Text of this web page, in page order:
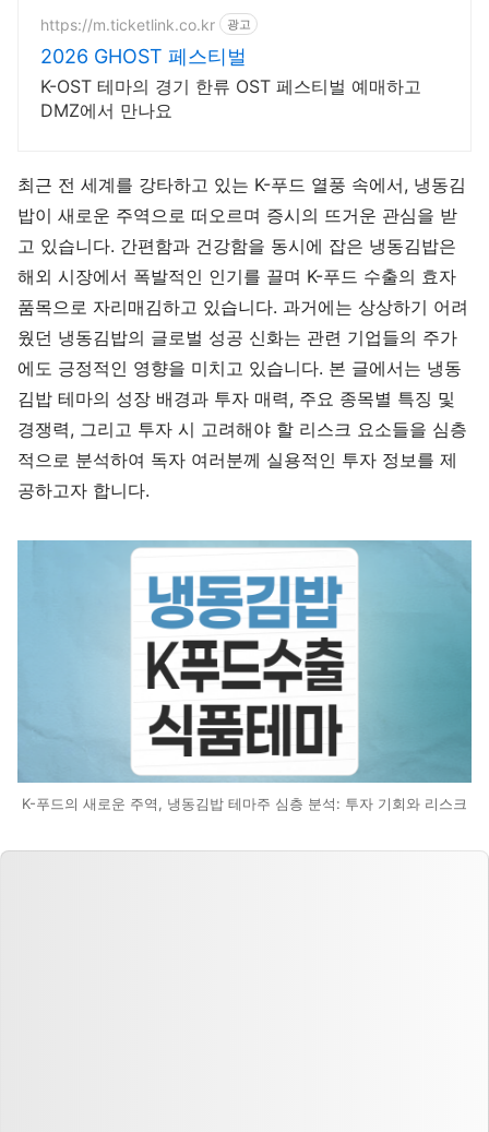
https://m.ticketlink.co.kr 광고
2026 GHOST 페스티벌
K-OST 테마의 경기 한류 OST 페스티벌 예매하고
DMZ에서 만나요
최근 전 세계를 강타하고 있는 K-푸드 열풍 속에서, 냉동김
밥이 새로운 주역으로 떠오르며 증시의 뜨거운 관심을 받
고 있습니다. 간편함과 건강함을 동시에 잡은 냉동김밥은
해외 시장에서 폭발적인 인기를 끌며 K-푸드 수출의 효자
품목으로 자리매김하고 있습니다. 과거에는 상상하기 어려
웠던 냉동김밥의 글로벌 성공 신화는 관련 기업들의 주가
에도 긍정적인 영향을 미치고 있습니다. 본 글에서는 냉동
김밥 테마의 성장 배경과 투자 매력, 주요 종목별 특징 및
경쟁력, 그리고 투자 시 고려해야 할 리스크 요소들을 심층
적으로 분석하여 독자 여러분께 실용적인 투자 정보를 제
공하고자 합니다.
K-푸드의 새로운 주역, 냉동김밥 테마주 심층 분석: 투자 기회와 리스크